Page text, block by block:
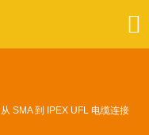

从 SMA 到 IPEX UFL 电缆连接